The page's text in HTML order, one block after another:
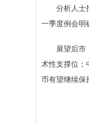
分析人士指
一季度例会明
展望后市，
术性支撑位；
币有望继续保